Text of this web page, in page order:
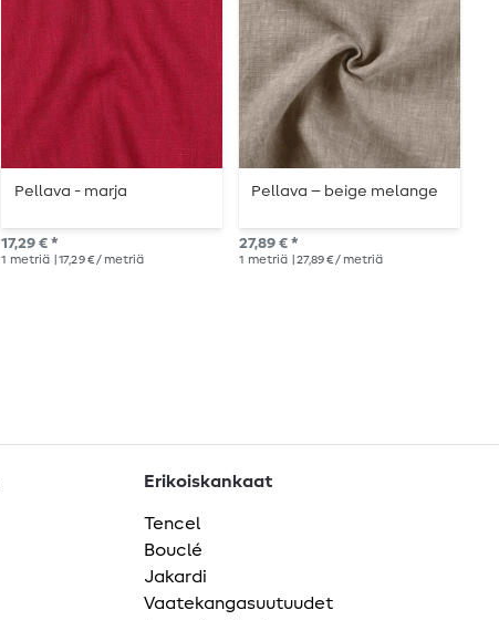
Pellava - marja
17,29 € *
1 metriä | 17,29 € / metriä
Pellava – beige melange
27,89 € *
1 metriä | 27,89 € / metriä
Erikoiskankaat
Tencel
Bouclé
Jakardi
Vaatekangasuutuudet